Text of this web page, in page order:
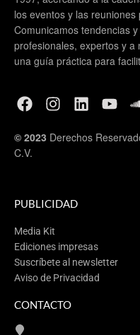
los eventos y las
Comunicamos tendencias
profesionales, expertos y
una guía práctica para
© 2023 Derechos
C.V.
PUBLICIDAD
Media Kit
Ediciones impresas
Suscríbete al newsletter
Aviso de Privacidad
CONTACTO